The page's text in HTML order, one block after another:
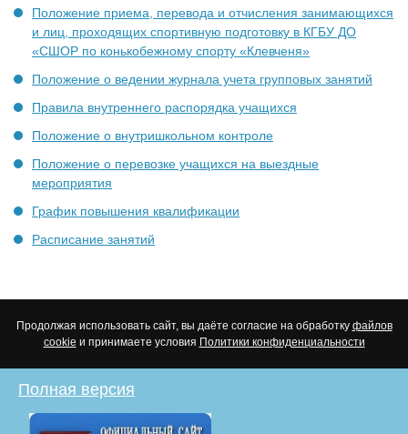
Положение приема, перевода и отчисления занимающихся
и лиц, проходящих спортивную подготовку в КГБУ ДО
«СШОР по конькобежному спорту «Клевченя»
Положение о ведении журнала учета групповых занятий
Правила внутреннего распорядка учащихся
Положение о внутришкольном контроле
Положение о перевозке учащихся на выездные
мероприятия
График повышения квалификации
Расписание занятий
Продолжая использовать сайт, вы даёте согласие на обработку файлов
cookie и принимаете условия Политики конфиденциальности
Полная версия